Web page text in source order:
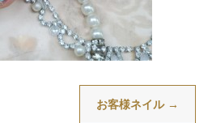
お客様ネイル →